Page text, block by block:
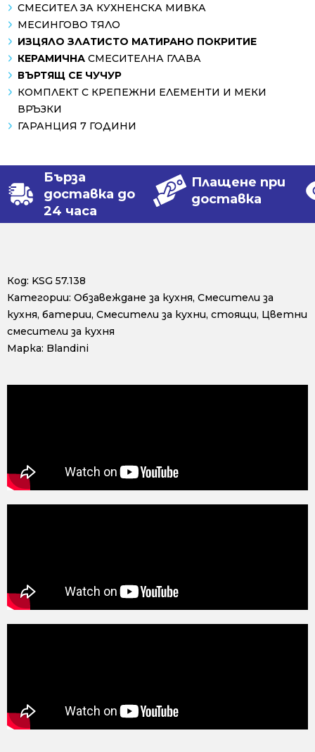
СМЕСИТЕЛ ЗА КУХНЕНСКА МИВКА
МЕСИНГОВО ТЯЛО
ИЗЦЯЛО ЗЛАТИСТО МАТИРАНО ПОКРИТИЕ
КЕРАМИЧНА СМЕСИТЕЛНА ГЛАВА
ВЪРТЯЩ СЕ ЧУЧУР
КОМПЛЕКТ С КРЕПЕЖНИ ЕЛЕМЕНТИ И МЕКИ
ВРЪЗКИ
ГАРАНЦИЯ 7 ГОДИНИ
Бърза
доставка до
24 часа
Плащене при
доставка
Код: KSG 57.138
Категории: Обзавеждане за кухня, Смесители за
кухня, батерии, Смесители за кухни, стоящи, Цветни
смесители за кухня
Марка: Blandini